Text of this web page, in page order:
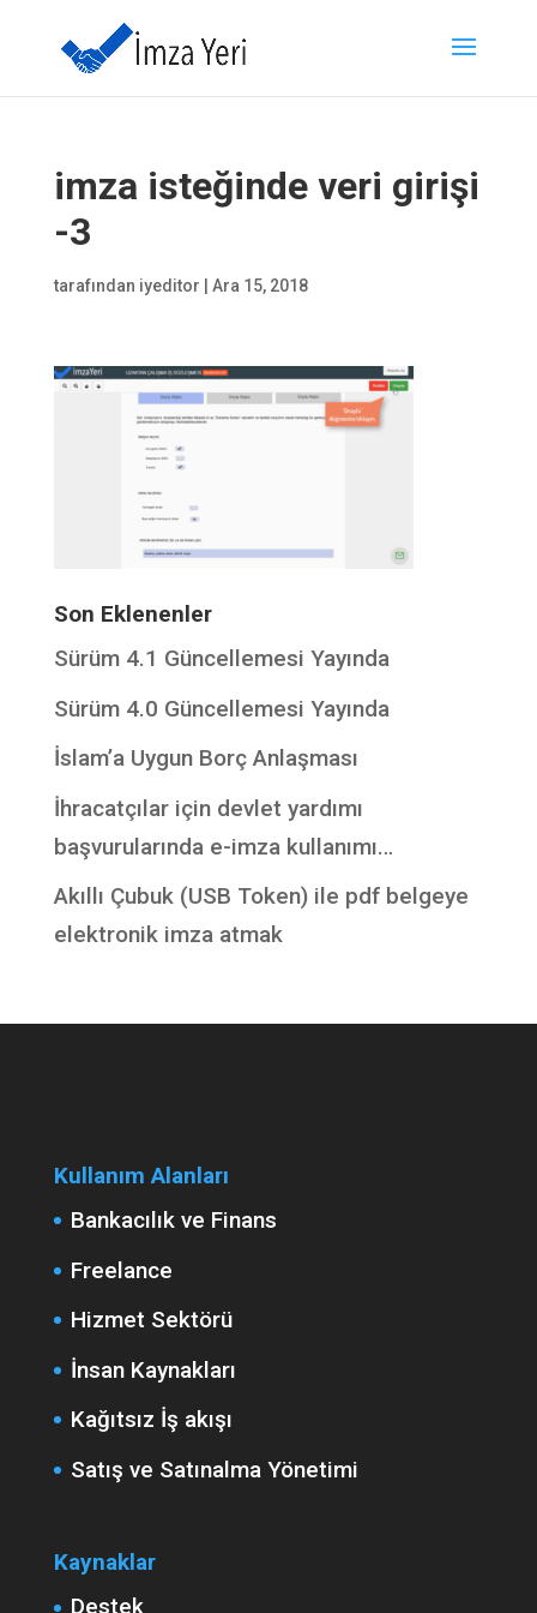
imza isteğinde veri girişi
-3
tarafından iyeditor Ara 15, 2018
Son Eklenenler
Sürüm 4.1 Güncellemesi Yayında
Sürüm 4.0 Güncellemesi Yayında
İslam’a Uygun Borç Anlaşması
İhracatçılar için devlet yardımı
başvurularında e-imza kullanımı…
Akıllı Çubuk (USB Token) ile pdf belgeye
elektronik imza atmak
Kullanım Alanları
Bankacılık ve Finans
Freelance
Hizmet Sektörü
İnsan Kaynakları
Kağıtsız İş akışı
Satış ve Satınalma Yönetimi
Kaynaklar
Destek